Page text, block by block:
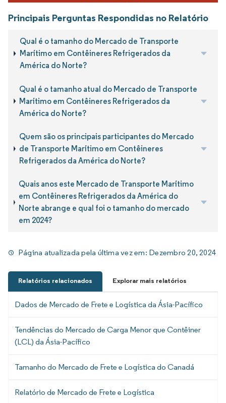
Principais Perguntas Respondidas no Relatório
Qual é o tamanho do Mercado de Transporte
Marítimo em Contêineres Refrigerados da
América do Norte?
Qual é o tamanho atual do Mercado de Transporte
Marítimo em Contêineres Refrigerados da
América do Norte?
Quem são os principais participantes do Mercado
de Transporte Marítimo em Contêineres
Refrigerados da América do Norte?
Quais anos este Mercado de Transporte Marítimo
em Contêineres Refrigerados da América do
Norte abrange e qual foi o tamanho do mercado
em 2024?
Página atualizada pela última vez em: Dezembro 20, 2024
Relatórios relacionados Explorar mais relatórios
Dados de Mercado de Frete e Logística da Ásia-Pacífico
Tendências do Mercado de Carga Menor que Contêiner
(LCL) da Ásia-Pacífico
Tamanho do Mercado de Frete e Logística do Canadá
Relatório de Mercado de Frete e Logística